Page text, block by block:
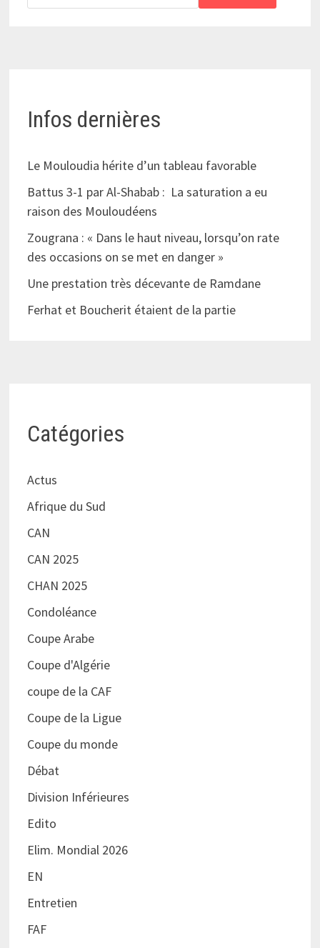
Infos dernières
Le Mouloudia hérite d’un tableau favorable
Battus 3-1 par Al-Shabab : La saturation a eu
raison des Mouloudéens
Zougrana : « Dans le haut niveau, lorsqu’on rate
des occasions on se met en danger »
Une prestation très décevante de Ramdane
Ferhat et Boucherit étaient de la partie
Catégories
Actus
Afrique du Sud
CAN
CAN 2025
CHAN 2025
Condoléance
Coupe Arabe
Coupe d'Algérie
coupe de la CAF
Coupe de la Ligue
Coupe du monde
Débat
Division Inférieures
Edito
Elim. Mondial 2026
EN
Entretien
FAF